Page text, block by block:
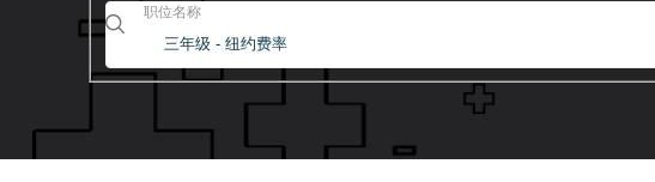
职位名称